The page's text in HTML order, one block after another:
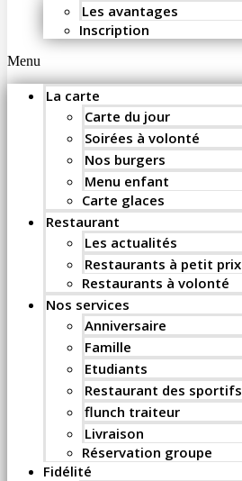
Les avantages
Inscription
Menu
La carte
Carte du jour
Soirées à volonté
Nos burgers
Menu enfant
Carte glaces
Restaurant
Les actualités
Restaurants à petit prix
Restaurants à volonté
Nos services
Anniversaire
Famille
Etudiants
Restaurant des sportifs
flunch traiteur
Livraison
Réservation groupe
Fidélité